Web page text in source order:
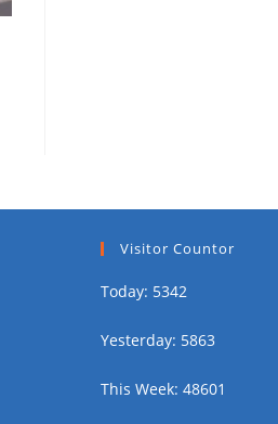
Visitor Countor
Today: 5342
Yesterday: 5863
This Week: 48601